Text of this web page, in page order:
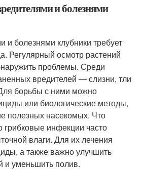
и болезнями
и болезнями клубники требует
Регулярный осмотр растений
проблемы. Среди
вредителей — слизни, тли
борьбы с ними можно
или биологические методы,
полезных насекомых. Что
грибковые инфекции часто
влаги. Для их лечения
а также важно улучшить
и уменьшить полив.